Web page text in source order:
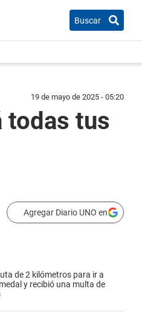
Buscar
19 de mayo de 2025 - 05:20
todas tus
Agregar Diario UNO en
de 2 kilómetros para ir a
y recibió una multa de